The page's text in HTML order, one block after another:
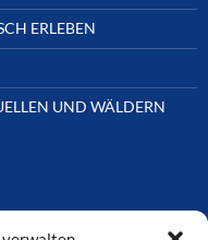
ERLEBEN
UND WÄLDERN